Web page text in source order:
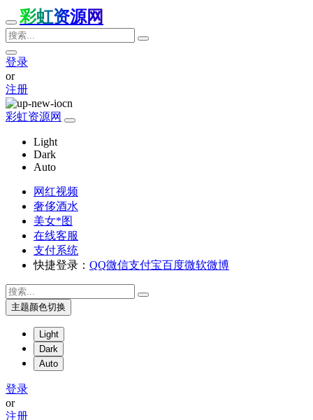
彩虹资源网
登录
or
注册
彩虹资源网
Light
Dark
Auto
网红视频
奢侈酒水
美女*图
在线客服
支付系统
快捷登录： QQ微信支付宝百度微软微博
主题颜色切换
Light
Dark
Auto
登录
or
注册